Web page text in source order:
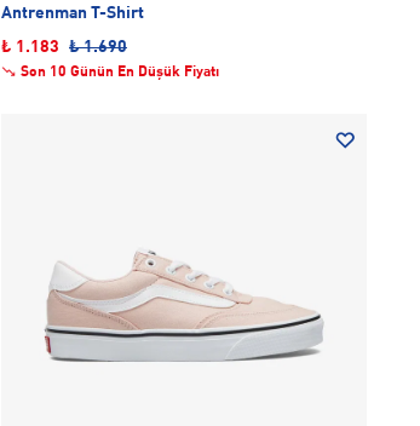
Antrenman T-Shirt
₺ 1.183
₺ 1.690
Son 10 Günün En Düşük Fiyatı